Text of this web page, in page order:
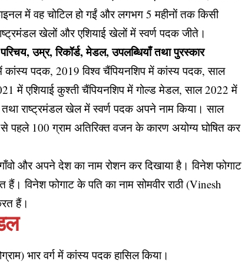
में वह चोटिल हो गईं और लगभग 5 महीनों तक किसी
खेलों और एशियाई खेलों में स्वर्ण पदक जीते।
उम्र, रिकॉर्ड, मेडल, उपलब्धियाँ तथा पुरस्कार
कांस्य पदक, 2019 विश्व चैंपियनशिप में कांस्य पदक, साल
में एशियाई कुश्ती चैंपियनशिप में गोल्ड मेडल, साल 2022 में
राष्ट्रमंडल खेल में स्वर्ण पदक अपने नाम किया। साल
100 ग्राम अतिरिक्त वजन के कारण अयोग्य घोषित कर
और अपने देश का नाम रोशन कर दिखाया है। विनेश फोगाट
विनेश फोगाट के पति का नाम सोमवीर राठी (Vinesh
हैं।
भार वर्ग में कांस्य पदक हासिल किया।